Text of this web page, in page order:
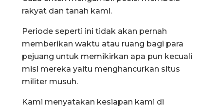
rakyat dan tanah kami.
Periode seperti ini tidak akan pernah
memberikan waktu atau ruang bagi para
pejuang untuk memikirkan apa pun kecuali
misi mereka yaitu menghancurkan situs
militer musuh.
Kami menyatakan kesiapan kami di